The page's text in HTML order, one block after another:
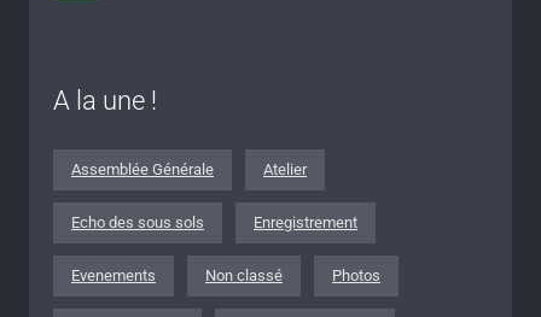
A la une !
Assemblée Générale Atelier
Echo des sous sols Enregistrement
Evenements Non classé Photos